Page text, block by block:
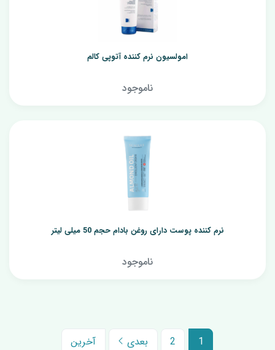
امولسیون نرم کننده آتوپی کالم
ناموجود
نرم کننده پوست دارای روغن بادام حجم 50 میلی لیتر
ناموجود
1
2 بعدی آخرین